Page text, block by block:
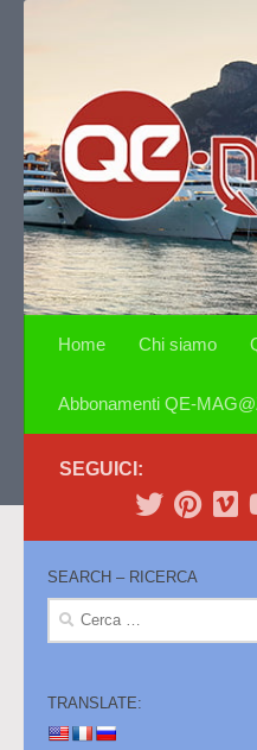
Home Chi siamo
Abbonamenti QE-
SEGUICI:
SEARCH – RICERCA
Ricerca
TRANSLATE: